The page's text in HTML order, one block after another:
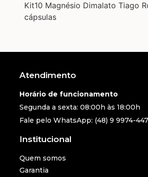
Kit10 Magnésio Dimalato Tiago
cápsulas
Atendimento
Horário de funcionamento
Segunda a sexta: 08:00h às 18:00h
Fale pelo WhatsApp: (48) 9 9974-
Institucional
Quem somos
Garantia